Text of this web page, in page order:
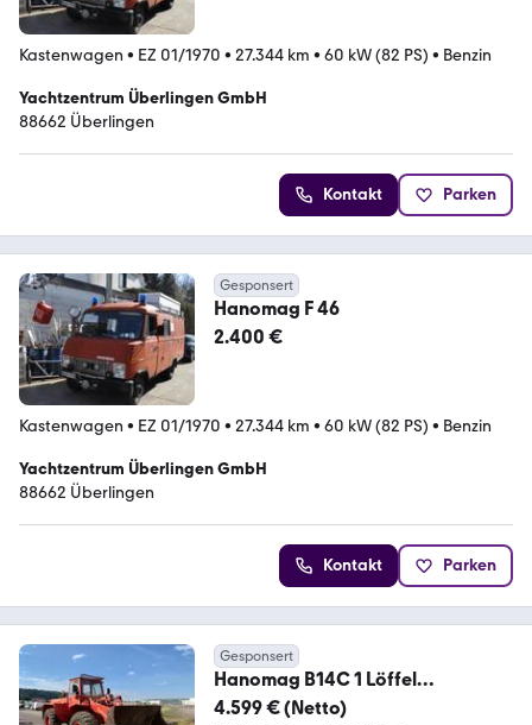
Kastenwagen • EZ 01/1970 • 27.344 km • 60 kW (82 PS) • Benzin
Yachtzentrum Überlingen GmbH
88662 Überlingen
Kontakt Parken
Gesponsert
Hanomag F 46
2.400 €
Kastenwagen • EZ 01/1970 • 27.344 km • 60 kW (82 PS) • Benzin
Yachtzentrum Überlingen GmbH
88662 Überlingen
Kontakt Parken
Gesponsert
Hanomag B14C 1 Löffel
Gesamtgewicht 13000kg
4.599 € (Netto)